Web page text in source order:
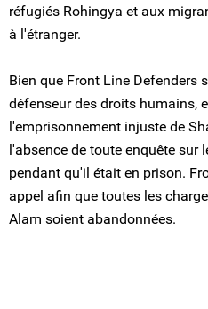
réfugiés Rohingya et aux
à l'étranger.
Bien que Front Line Defenders
défenseur des droits humains,
l'emprisonnement injuste de
l'absence de toute enquête sur
pendant qu'il était en prison.
appel afin que toutes les
Alam soient abandonnées.